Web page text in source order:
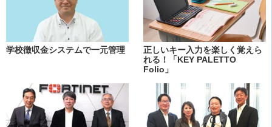
学校徴収金システムで一元管理
正しいキー入力を楽しく覚えら
れる！「KEY PALETTO
Folio」